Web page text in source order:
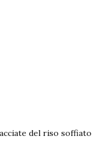
del riso soffiato